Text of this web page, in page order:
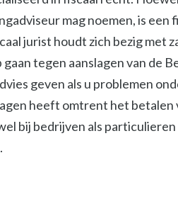
mag noemen, is
jurist houdt zich bezig met
gaan tegen aanslagen van de
geven als u problemen
heeft omtrent het betalen
bij bedrijven als